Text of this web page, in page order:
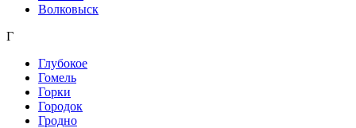
Волковыск
Г
Глубокое
Гомель
Горки
Городок
Гродно